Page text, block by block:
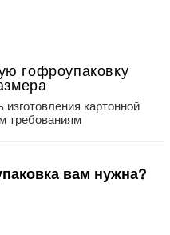
гофроупаковку
картонной
требованиям
вам нужна?